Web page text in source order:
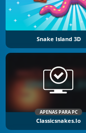
Snake Island 3D
APENAS PARA PC
Classicsnakes.io